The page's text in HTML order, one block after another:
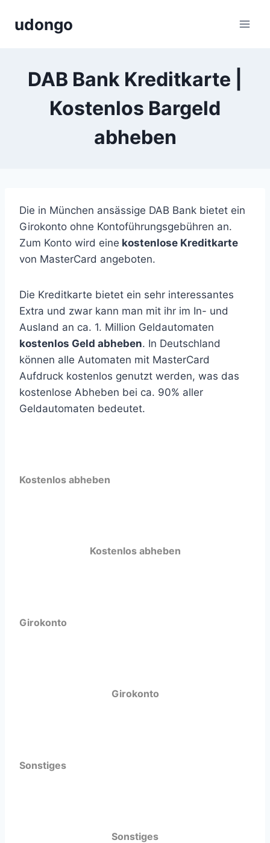
Inhaltudongo
DAB Bank Kreditkarte |
Kostenlos Bargeld
abheben
Die in München ansässige DAB Bank bietet ein
Girokonto ohne Kontoführungsgebühren an.
Zum Konto wird eine kostenlose Kreditkarte
von MasterCard angeboten.
Die Kreditkarte bietet ein sehr interessantes
Extra und zwar kann man mit ihr im In- und
Ausland an ca. 1. Million Geldautomaten
kostenlos Geld abheben. In Deutschland
können alle Automaten mit MasterCard
Aufdruck kostenlos genutzt werden, was das
kostenlose Abheben bei ca. 90% aller
Geldautomaten bedeutet.
Kostenlos abheben
Kostenlos abheben
Girokonto
Girokonto
Sonstiges
Sonstiges